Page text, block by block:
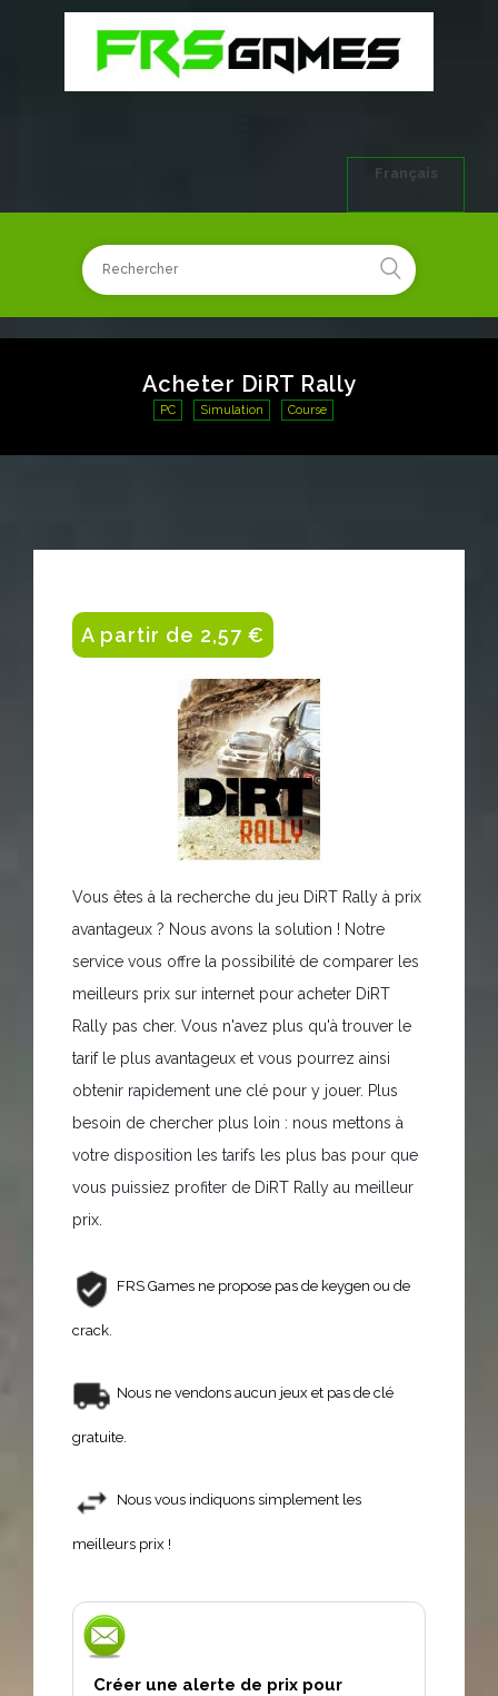
Français
Acheter DiRT Rally
PC Simulation Course
A partir de 2,57 €
Vous êtes à la recherche du jeu DiRT Rally à prix
avantageux ? Nous avons la solution ! Notre
service vous offre la possibilité de comparer les
meilleurs prix sur internet pour acheter DiRT
Rally pas cher. Vous n'avez plus qu'à trouver le
tarif le plus avantageux et vous pourrez ainsi
obtenir rapidement une clé pour y jouer. Plus
besoin de chercher plus loin : nous mettons à
votre disposition les tarifs les plus bas pour que
vous puissiez profiter de DiRT Rally au meilleur
prix.
FRS Games ne propose pas de keygen ou de
crack.
Nous ne vendons aucun jeux et pas de clé
gratuite.
Nous vous indiquons simplement les
meilleurs prix !
Créer une alerte de prix pour